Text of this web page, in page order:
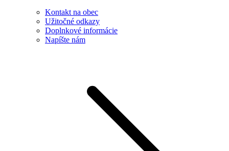
Kontakt na obec
Užitočné odkazy
Doplnkové informácie
Napíšte nám